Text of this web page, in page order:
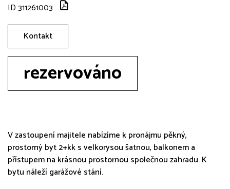
ID 311261003
Kontakt
rezervováno
V zastoupení majitele nabízíme k pronájmu pěkný,
prostorný byt 2+kk s velkorysou šatnou, balkonem a
přístupem na krásnou prostornou společnou zahradu. K
bytu náleží garážové stání.